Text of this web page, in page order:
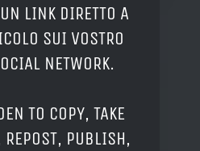
LINK DIRETTO A
SUI VOSTRO
NETWORK.
TO COPY, TAKE
REPOST, PUBLISH,